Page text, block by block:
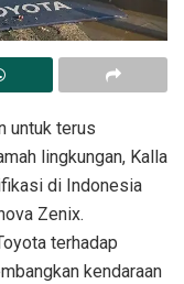
untuk terus
lingkungan, Kalla
di Indonesia
Zenix.
terhadap
kendaraan